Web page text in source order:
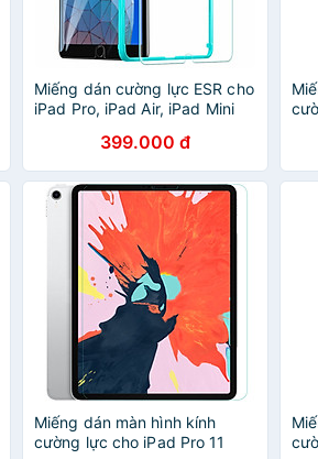
Miếng dán cường lực ESR cho
iPad Pro, iPad Air, iPad Mini
399.000 đ
H+
Miếng dán màn hình kính
cường lực cho iPad Pro 11